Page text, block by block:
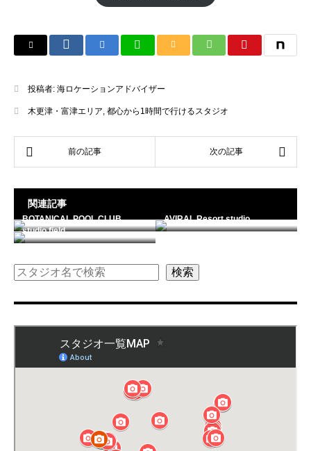
投稿者: 海ロケーションアドバイザー
木更津・富津エリア, 都心から1時間で行けるスタジオ
関連記事
BOTANICAL POOL CLUB
AVIRAL Resort studio
studio field
検索